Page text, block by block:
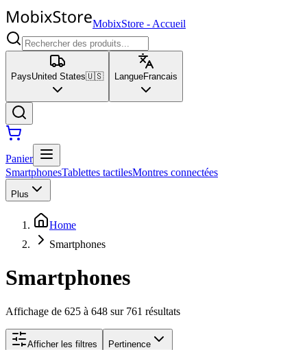
MobixStore - Accueil
PaysUnited States🇺🇸 LangueFrancais
Panier
SmartphonesTablettes tactilesMontres connectées
Plus
Home
Smartphones
Smartphones
Affichage de 625 à 648 sur 761 résultats
Afficher les filtres Pertinence